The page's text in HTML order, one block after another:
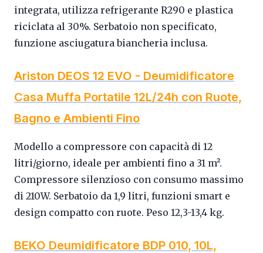
integrata, utilizza refrigerante R290 e plastica
riciclata al 30%. Serbatoio non specificato,
funzione asciugatura biancheria inclusa.
Ariston DEOS 12 EVO - Deumidificatore
Casa Muffa Portatile 12L/24h con Ruote,
Bagno e Ambienti Fino
Modello a compressore con capacità di 12
litri/giorno, ideale per ambienti fino a 31 m².
Compressore silenzioso con consumo massimo
di 210W. Serbatoio da 1,9 litri, funzioni smart e
design compatto con ruote. Peso 12,3-13,4 kg.
BEKO Deumidificatore BDP 010, 10L,